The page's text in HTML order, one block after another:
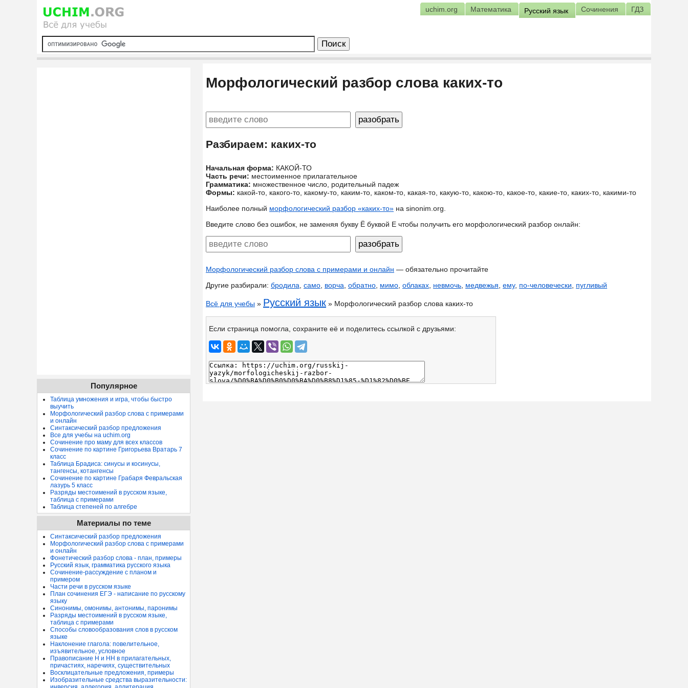
uchim.org Математика Русский язык Сочинения ГДЗ
Морфологический разбор слова каких-то
Разбираем: каких-то
Начальная форма: КАКОЙ-ТО
Часть речи: местоименное прилагательное
Грамматика: множественное число, родительный падеж
Формы: какой-то, какого-то, какому-то, каким-то, каком-то, какая-то, какую-то, какою-то, какое-то, какие-то, каких-то, какими-то
Наиболее полный морфологический разбор «каких-то» на sinonim.org.
Введите слово без ошибок, не заменяя букву Ё буквой Е чтобы получить его морфологический разбор онлайн:
Морфологический разбор слова с примерами и онлайн — обязательно прочитайте
Другие разбирали: бродила само ворча обратно мимо облаках невмочь медвежья ему, по-человечески пугливый
Всё для учебы » Русский язык » Морфологический разбор слова каких-то
Если страница помогла, сохраните её и поделитесь ссылкой с друзьями:
Популярное
Таблица умножения и игра, чтобы быстро
выучить
Морфологический разбор слова с примерами
и онлайн
Синтаксический разбор предложения
Все для учебы на uchim.org
Сочинение про маму для всех классов
Сочинение по картине Григорьева Вратарь 7
класс
Таблица Брадиса: синусы и косинусы,
тангенсы, котангенсы
Сочинение по картине Грабаря Февральская
лазурь 5 класс
Разряды местоимений в русском языке,
таблица с примерами
Таблица степеней по алгебре
Материалы по теме
Синтаксический разбор предложения
Морфологический разбор слова с примерами
и онлайн
Фонетический разбор слова - план, примеры
Русский язык, грамматика русского языка
Сочинение-рассуждение с планом и
примером
Части речи в русском языке
План сочинения ЕГЭ - написание по русскому
языку
Синонимы, омонимы, антонимы, паронимы
Разряды местоимений в русском языке,
таблица с примерами
Способы словообразования слов в русском
языке
Наклонение глагола: повелительное,
изъявительное, условное
Правописание Н и НН в прилагательных,
причастиях, наречиях, существительных
Восклицательные предложения, примеры
Изобразительные средства выразительности: